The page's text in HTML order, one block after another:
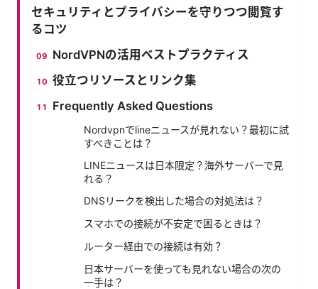
セキュリティとプライバシーを守りつつ閲覧す
るコツ
NordVPNの活用ベストプラクティス
役立つリソースとリンク集
Frequently Asked Questions
Nordvpnでlineニュースが見れない？最初に試
すべきことは？
LINEニュースは日本限定？海外サーバーで見
れる？
DNSリークを検出した場合の対処法は？
スマホでの接続が不安定で困るときは？
ルーター経由での接続は有効？
日本サーバーを使っても見れない場合の次の
一手は？